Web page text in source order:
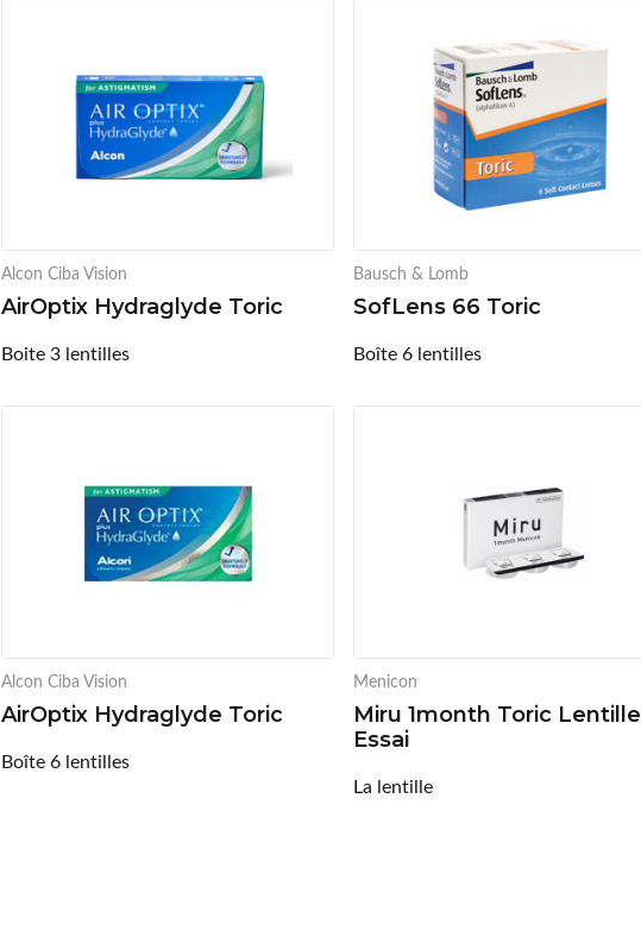
Alcon Ciba Vision
AirOptix Hydraglyde Toric
Boite 3 lentilles
Bausch & Lomb
SofLens 66 Toric
Boîte 6 lentilles
Alcon Ciba Vision
AirOptix Hydraglyde Toric
Boîte 6 lentilles
Menicon
Miru 1month Toric Lentille
Essai
La lentille